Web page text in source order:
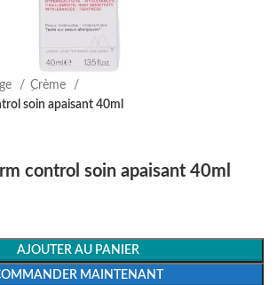
ِCrème
soin apaisant 40ml
control soin apaisant 40ml
AJOUTER AU PANIER
MAINTENANT